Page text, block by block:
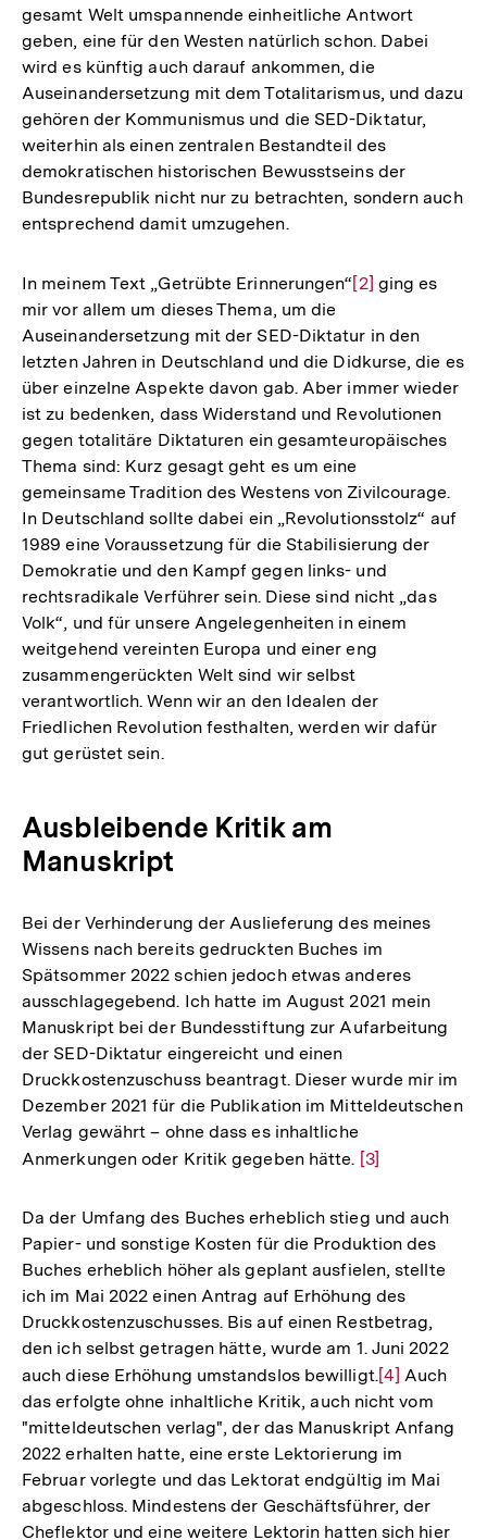
gesamt Welt umspannende einheitliche Antwort
geben, eine für den Westen natürlich schon. Dabei
wird es künftig auch darauf ankommen, die
Auseinandersetzung mit dem Totalitarismus, und dazu
gehören der Kommunismus und die SED-Diktatur,
weiterhin als einen zentralen Bestandteil des
demokratischen historischen Bewusstseins der
Bundesrepublik nicht nur zu betrachten, sondern auch
entsprechend damit umzugehen.
In meinem Text „Getrübte Erinnerungen“Zur
der
Fußnote
[2] ging es
mir vor allem um dieses Thema, um die
Auseinandersetzung mit der SED-Diktatur in den
letzten Jahren in Deutschland und die Didkurse, die es
über einzelne Aspekte davon gab. Aber immer wieder
ist zu bedenken, dass Widerstand und Revolutionen
gegen totalitäre Diktaturen ein gesamteuropäisches
Thema sind: Kurz gesagt geht es um eine
gemeinsame Tradition des Westens von Zivilcourage.
In Deutschland sollte dabei ein „Revolutionsstolz“ auf
1989 eine Voraussetzung für die Stabilisierung der
Demokratie und den Kampf gegen links- und
rechtsradikale Verführer sein. Diese sind nicht „das
Volk“, und für unsere Angelegenheiten in einem
weitgehend vereinten Europa und einer eng
zusammengerückten Welt sind wir selbst
verantwortlich. Wenn wir an den Idealen der
Friedlichen Revolution festhalten, werden wir dafür
gut gerüstet sein.
Ausbleibende Kritik am
Manuskript
Bei der Verhinderung der Auslieferung des meines
Wissens nach bereits gedruckten Buches im
Spätsommer 2022 schien jedoch etwas anderes
ausschlagegebend. Ich hatte im August 2021 mein
Manuskript bei der Bundesstiftung zur Aufarbeitung
der SED-Diktatur eingereicht und einen
Druckkostenzuschuss beantragt. Dieser wurde mir im
Dezember 2021 für die Publikation im Mitteldeutschen
Verlag gewährt – ohne dass es inhaltliche
Anmerkungen oder Kritik gegeben hätte. Zur
der
Fußnote
[3]
Da der Umfang des Buches erheblich stieg und auch
Papier- und sonstige Kosten für die Produktion des
Buches erheblich höher als geplant ausfielen, stellte
ich im Mai 2022 einen Antrag auf Erhöhung des
Druckkostenzuschusses. Bis auf einen Restbetrag,
den ich selbst getragen hätte, wurde am 1. Juni 2022
auch diese Erhöhung umstandslos bewilligt.Zur
Auflösung
der
Fußnote
[4] Auch
das erfolgte ohne inhaltliche Kritik, auch nicht vom
"mitteldeutschen verlag", der das Manuskript Anfang
2022 erhalten hatte, eine erste Lektorierung im
Februar vorlegte und das Lektorat endgültig im Mai
abgeschloss. Mindestens der Geschäftsführer, der
Cheflektor und eine weitere Lektorin hatten sich hier